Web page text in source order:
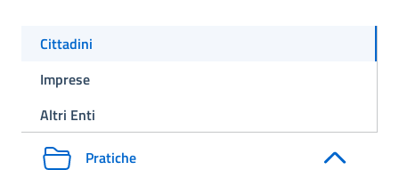
Cittadini
Imprese
Altri Enti
Pratiche